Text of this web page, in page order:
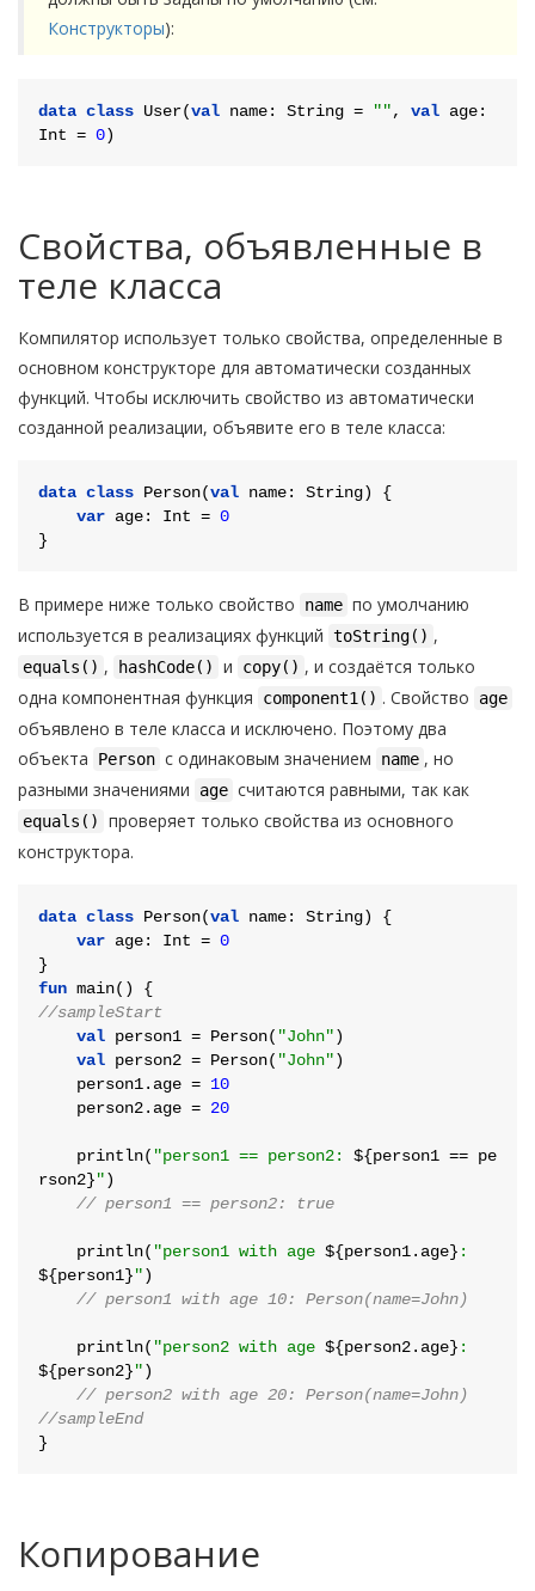
Конструкторы):
data class User(val name: String = "", val
Int = 0
Свойства, объявленные в
теле класса
Компилятор использует только свойства, определенные в
основном конструкторе для автоматически созданных
функций. Чтобы исключить свойство из автоматически
созданной реализации, объявите его в теле класса:
data class Person(val name: String) {
var age: Int = 0
В примере ниже только свойство name по умолчанию
используется в реализациях функций toString() ,
equals() , hashCode() и copy() , и создаётся только
одна компонентная функция
component1() . Свойство age
объявлено в теле класса и исключено. Поэтому два
объекта
Person с одинаковым значением name , но
разными значениями
age считаются равными, так как
equals()
проверяет только свойства из основного
конструктора.
data class Person(val name: String) {
var age: Int = 0
fun main()
{
//sampleStart
val person1 = Person( "John")
val person2 = Person( "John")
    person1.age =
10
    person2.age =
20
    println(
"person1 == person2: ${person1 == pe
rson2}")
// person1 == person2: true
    println(
"person1 with age ${person1.age}
${person1}")
// person1 with age 10: Person(name=John)
    println(
"person2 with age ${person2.age}
${person2}")
// person2 with age 20: Person(name=John)
//sampleEnd
Копирование